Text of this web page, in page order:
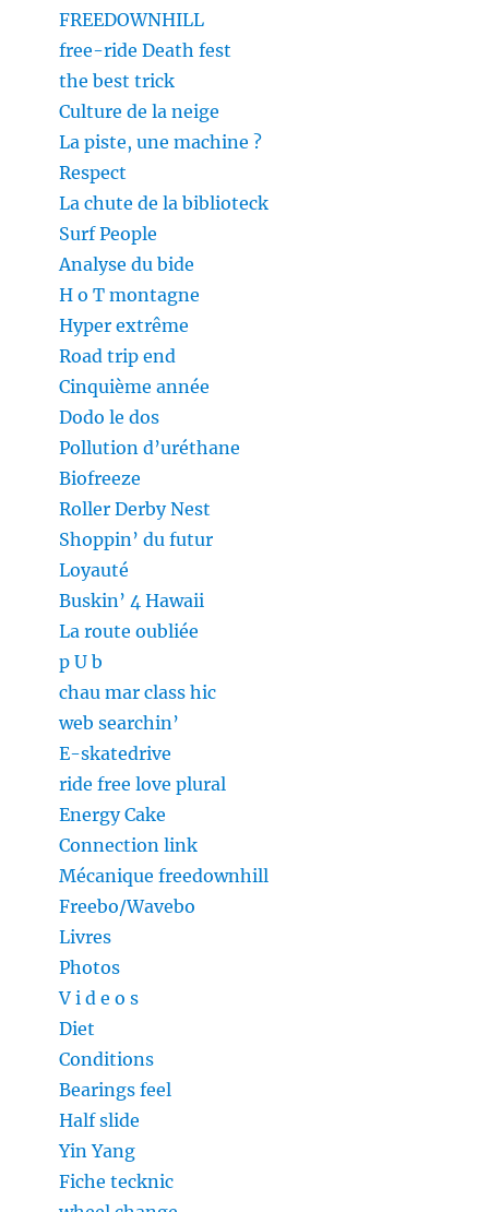
FREEDOWNHILL
free-ride Death fest
the best trick
Culture de la neige
La piste, une machine ?
Respect
La chute de la biblioteck
Surf People
Analyse du bide
H o T montagne
Hyper extrême
Road trip end
Cinquième année
Dodo le dos
Pollution d’uréthane
Biofreeze
Roller Derby Nest
Shoppin’ du futur
Loyauté
Buskin’ 4 Hawaii
La route oubliée
p U b
chau mar class hic
web searchin’
E-skatedrive
ride free love plural
Energy Cake
Connection link
Mécanique freedownhill
Freebo/Wavebo
Livres
Photos
V i d e o s
Diet
Conditions
Bearings feel
Half slide
Yin Yang
Fiche tecknic